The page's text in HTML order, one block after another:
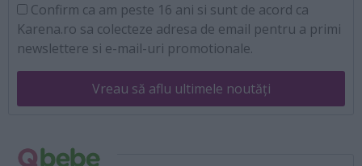
Confirm ca am peste 16 ani si sunt de acord ca
Karena.ro sa colecteze adresa de email pentru a primi
newslettere si e-mail-uri promotionale.
Vreau să aflu ultimele noutăți